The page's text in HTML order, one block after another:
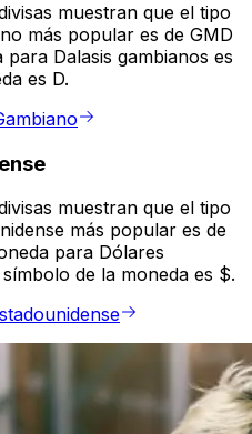
muestran que el tipo
más popular es de GMD
Dalasis gambianos es
es D.
muestran que el tipo
más popular es de
para Dólares
de la moneda es $.